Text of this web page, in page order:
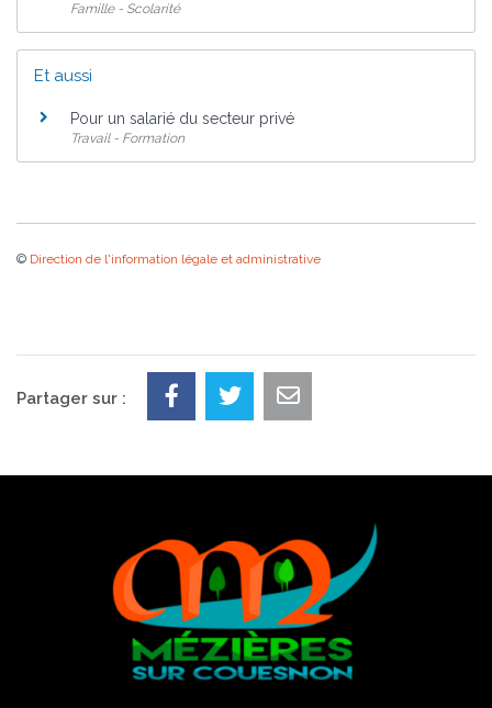
Famille - Scolarité
Et aussi
Pour un salarié du secteur privé
Travail - Formation
© Direction de l'information légale et administrative
Partager sur :